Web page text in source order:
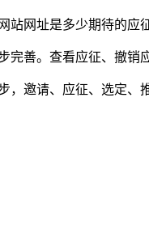
网址是多少期待的应征
善。查看应征、撤销
邀请、应征、选定、推